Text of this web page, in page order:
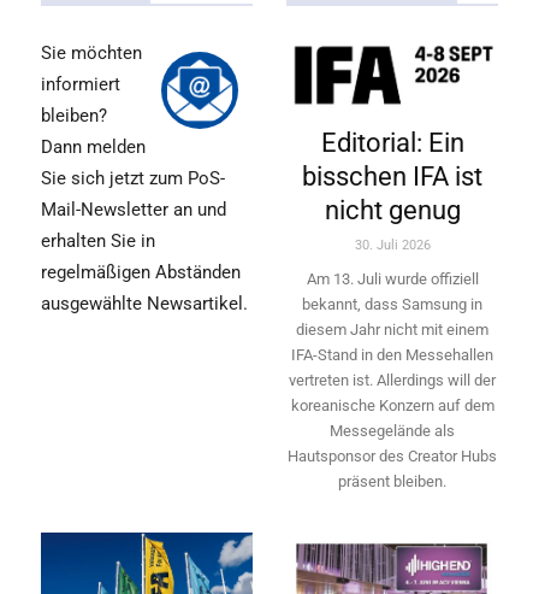
Sie möchten
informiert
bleiben?
Dann melden
Sie sich jetzt zum PoS-
Mail-Newsletter an und
erhalten Sie in
regelmäßigen Abständen
ausgewählte Newsartikel.
Editorial: Ein
bisschen IFA ist
nicht genug
30. Juli 2026
Am 13. Juli wurde offiziell
bekannt, dass Samsung in
diesem Jahr nicht mit einem
IFA-Stand in den Messehallen
vertreten ist. Allerdings will ­der
koreanische Konzern auf dem
Messegelände als
Hautsponsor des Creator Hubs
präsent bleiben.